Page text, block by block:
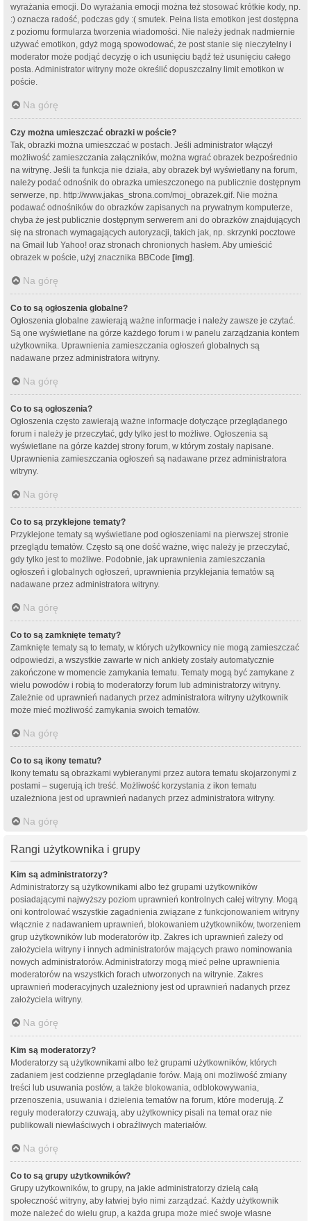
wyrażania emocji. Do wyrażania emocji można też stosować krótkie kody, np.
:) oznacza radość, podczas gdy :( smutek. Pełna lista emotikon jest dostępna
z poziomu formularza tworzenia wiadomości. Nie należy jednak nadmiernie
używać emotikon, gdyż mogą spowodować, że post stanie się nieczytelny i
moderator może podjąć decyzję o ich usunięciu bądź też usunięciu całego
posta. Administrator witryny może określić dopuszczalny limit emotikon w
poście.
Na górę
Czy można umieszczać obrazki w poście?
Tak, obrazki można umieszczać w postach. Jeśli administrator włączył
możliwość zamieszczania załączników, można wgrać obrazek bezpośrednio
na witrynę. Jeśli ta funkcja nie działa, aby obrazek był wyświetlany na forum,
należy podać odnośnik do obrazka umieszczonego na publicznie dostępnym
serwerze, np. http://www.jakas_strona.com/moj_obrazek.gif. Nie można
podawać odnośników do obrazków zapisanych na prywatnym komputerze,
chyba że jest publicznie dostępnym serwerem ani do obrazków znajdujących
się na stronach wymagających autoryzacji, takich jak, np. skrzynki pocztowe
na Gmail lub Yahoo! oraz stronach chronionych hasłem. Aby umieścić
obrazek w poście, użyj znacznika BBCode [img] .
Na górę
Co to są ogłoszenia globalne?
Ogłoszenia globalne zawierają ważne informacje i należy zawsze je czytać.
Są one wyświetlane na górze każdego forum i w panelu zarządzania kontem
użytkownika. Uprawnienia zamieszczania ogłoszeń globalnych są
nadawane przez administratora witryny.
Na górę
Co to są ogłoszenia?
Ogłoszenia często zawierają ważne informacje dotyczące przeglądanego
forum i należy je przeczytać, gdy tylko jest to możliwe. Ogłoszenia są
wyświetlane na górze każdej strony forum, w którym zostały napisane.
Uprawnienia zamieszczania ogłoszeń są nadawane przez administratora
witryny.
Na górę
Co to są przyklejone tematy?
Przyklejone tematy są wyświetlane pod ogłoszeniami na pierwszej stronie
przeglądu tematów. Często są one dość ważne, więc należy je przeczytać,
gdy tylko jest to możliwe. Podobnie, jak uprawnienia zamieszczania
ogłoszeń i globalnych ogłoszeń, uprawnienia przyklejania tematów są
nadawane przez administratora witryny.
Na górę
Co to są zamknięte tematy?
Zamknięte tematy są to tematy, w których użytkownicy nie mogą zamieszczać
odpowiedzi, a wszystkie zawarte w nich ankiety zostały automatycznie
zakończone w momencie zamykania tematu. Tematy mogą być zamykane z
wielu powodów i robią to moderatorzy forum lub administratorzy witryny.
Zależnie od uprawnień nadanych przez administratora witryny użytkownik
może mieć możliwość zamykania swoich tematów.
Na górę
Co to są ikony tematu?
Ikony tematu są obrazkami wybieranymi przez autora tematu skojarzonymi z
postami – sugerują ich treść. Możliwość korzystania z ikon tematu
uzależniona jest od uprawnień nadanych przez administratora witryny.
Na górę
Rangi użytkownika i grupy
Kim są administratorzy?
Administratorzy są użytkownikami albo też grupami użytkowników
posiadającymi najwyższy poziom uprawnień kontrolnych całej witryny. Mogą
oni kontrolować wszystkie zagadnienia związane z funkcjonowaniem witryny
włącznie z nadawaniem uprawnień, blokowaniem użytkowników, tworzeniem
grup użytkowników lub moderatorów itp. Zakres ich uprawnień zależy od
założyciela witryny i innych administratorów mających prawo nominowania
nowych administratorów. Administratorzy mogą mieć pełne uprawnienia
moderatorów na wszystkich forach utworzonych na witrynie. Zakres
uprawnień moderacyjnych uzależniony jest od uprawnień nadanych przez
założyciela witryny.
Na górę
Kim są moderatorzy?
Moderatorzy są użytkownikami albo też grupami użytkowników, których
zadaniem jest codzienne przeglądanie forów. Mają oni możliwość zmiany
treści lub usuwania postów, a także blokowania, odblokowywania,
przenoszenia, usuwania i dzielenia tematów na forum, które moderują. Z
reguły moderatorzy czuwają, aby użytkownicy pisali na temat oraz nie
publikowali niewłaściwych i obraźliwych materiałów.
Na górę
Co to są grupy użytkowników?
Grupy użytkowników, to grupy, na jakie administratorzy dzielą całą
społeczność witryny, aby łatwiej było nimi zarządzać. Każdy użytkownik
może należeć do wielu grup, a każda grupa może mieć swoje własne